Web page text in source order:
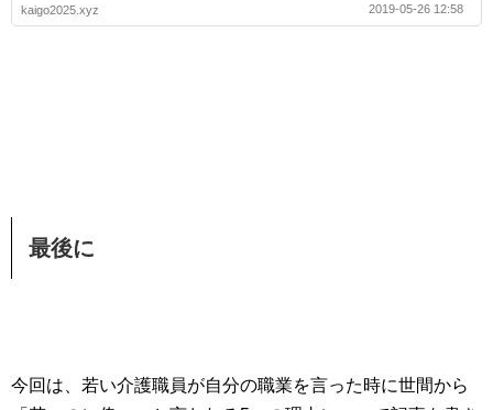
kaigo2025.xyz
2019-05-26 12:58
最後に
今回は、若い介護職員が自分の職業を言った時に世間から